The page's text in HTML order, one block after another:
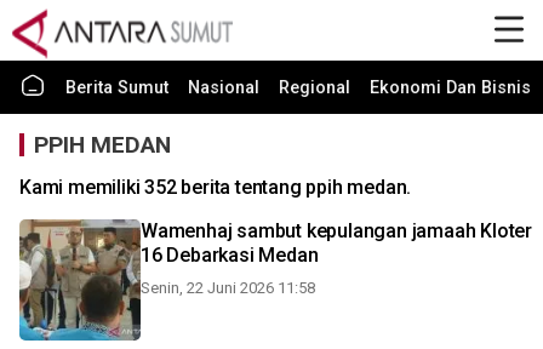
Berita Sumut Nasional Regional Ekonomi Dan Bisnis
PPIH MEDAN
Kami memiliki 352 berita tentang ppih medan.
Wamenhaj sambut kepulangan jamaah Kloter
16 Debarkasi Medan
Senin, 22 Juni 2026 11:58